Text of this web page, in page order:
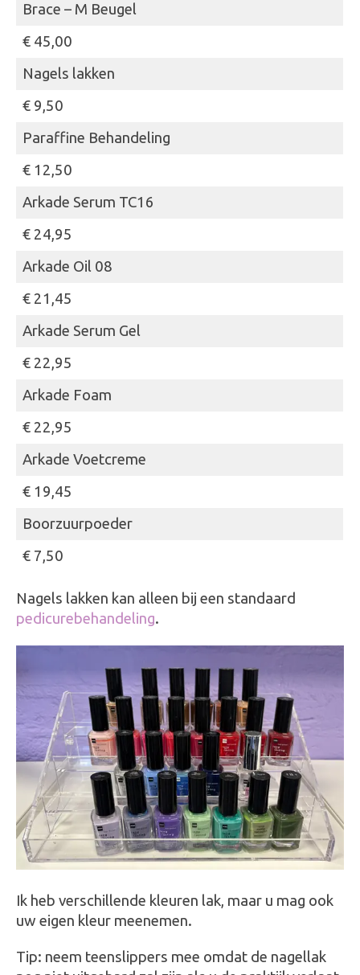
Brace – M Beugel
€ 45,00
Nagels lakken
€ 9,50
Paraffine Behandeling
€ 12,50
Arkade Serum TC16
€ 24,95
Arkade Oil 08
€ 21,45
Arkade Serum Gel
€ 22,95
Arkade Foam
€ 22,95
Arkade Voetcreme
€ 19,45
Boorzuurpoeder
€ 7,50
Nagels lakken kan alleen bij een standaard
pedicurebehandeling.
Ik heb verschillende kleuren lak, maar u mag ook
uw eigen kleur meenemen.
Tip: neem teenslippers mee omdat de nagellak